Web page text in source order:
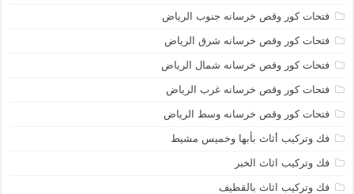
فتحات كور وقص خرسانه جنوب الرياض
فتحات كور وقص خرسانه شرق الرياض
فتحات كور وقص خرسانه شمال الرياض
فتحات كور وقص خرسانه غرب الرياض
فتحات كور وقص خرسانه وسط الرياض
فك وتركيب أثاث بأبها وخميس مشيط
فك وتركيب اثاث الخبر
فك وتركيب اثاث بالقطيف